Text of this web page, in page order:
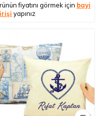
fiyatını görmek için bayi
yapınız